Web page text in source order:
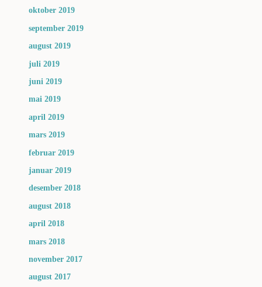
oktober 2019
september 2019
august 2019
juli 2019
juni 2019
mai 2019
april 2019
mars 2019
februar 2019
januar 2019
desember 2018
august 2018
april 2018
mars 2018
november 2017
august 2017